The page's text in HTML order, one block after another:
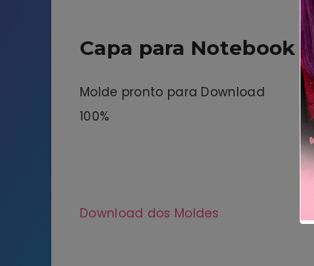
Capa para Notebook
Molde pronto para Download
100%
Download dos Moldes